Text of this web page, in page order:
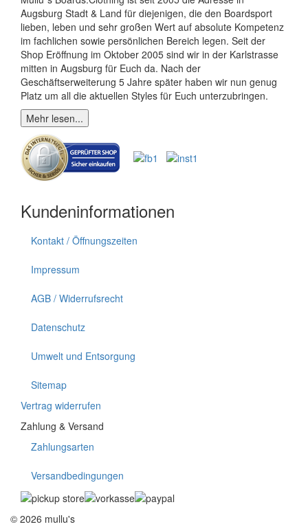
Augsburg Stadt & Land für diejenigen, die den Boardsport
lieben, leben und sehr großen Wert auf absolute Kompetenz
im fachlichen sowie persönlichen Bereich legen. Seit der
Shop Eröffnung im Oktober 2005 sind wir in der Karlstrasse
mitten in Augsburg für Euch da. Nach der
Geschäftserweiterung 5 Jahre später haben wir nun genug
Platz um all die aktuellen Styles für Euch unterzubringen.
Mehr lesen...
Kundeninformationen
Kontakt / Öffnungszeiten
Impressum
AGB / Widerrufsrecht
Datenschutz
Umwelt und Entsorgung
Sitemap
Vertrag widerrufen
Zahlung & Versand
Zahlungsarten
Versandbedingungen
© 2026 mullu's